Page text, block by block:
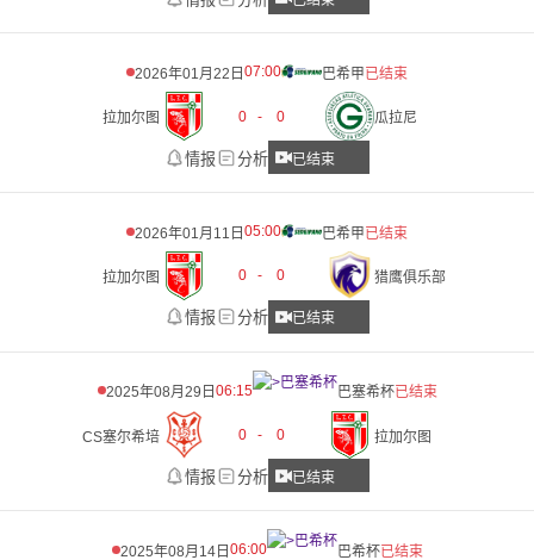
2026年01月22日 07:00 巴希甲已结束
拉加尔图 0 - 0 瓜拉尼
情报 分析 已结束
2026年01月11日 05:00 巴希甲已结束
拉加尔图 0 - 0 猎鹰俱乐部
情报 分析 已结束
2025年08月29日 06:15 巴塞希杯已结束
CS塞尔希培 0 - 0 拉加尔图
情报 分析 已结束
2025年08月14日 06:00 巴希杯已结束